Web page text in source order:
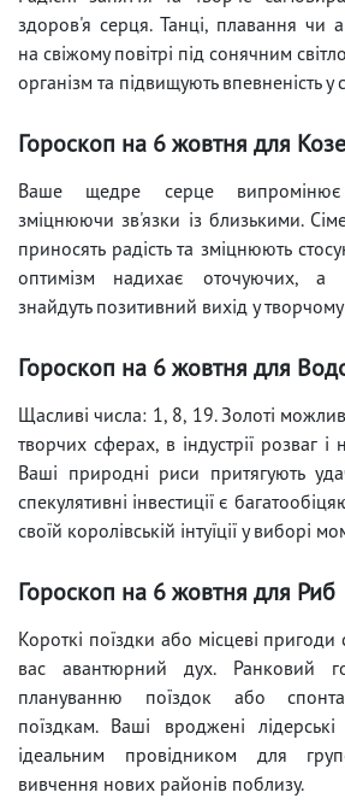
здоров'я серця. Танці, плавання чи
на свіжому повітрі під сонячним
організм та підвищують впевненість у
Гороскоп на 6 жовтня для
Ваше щедре серце
зміцнюючи зв'язки із близькими.
приносять радість та зміцнюють
оптимізм надихає оточуючих, а
знайдуть позитивний вихід у
Гороскоп на 6 жовтня для
Щасливі числа: 1, 8, 19. Золоті
творчих сферах, в індустрії розваг
Ваші природні риси притягують
спекулятивні інвестиції є
своїй королівській інтуїції у виборі
Гороскоп на 6 жовтня для Риб
Короткі поїздки або місцеві пригоди
вас авантюрний дух. Ранковий
плануванню поїздок або
поїздкам. Ваші вроджені
ідеальним провідником для
вивчення нових районів поблизу.